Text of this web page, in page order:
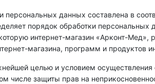
персональных данных составлена в
порядок обработки
интернет-магазин «Арконт-
магазина, программ и продуктов
целью и условием
числе защиты прав на